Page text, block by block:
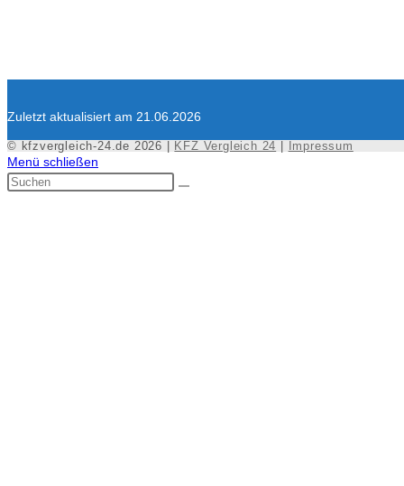
Zuletzt aktualisiert am 21.06.2026
© kfzvergleich-24.de 2026 | KFZ Vergleich 24 | Impressum
Menü schließen